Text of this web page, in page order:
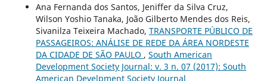
Ana Fernanda dos Santos, Jeniffer da Silva Cruz,
Wilson Yoshio Tanaka, João Gilberto Mendes dos Reis,
Sivanilza Teixeira Machado, TRANSPORTE PÚBLICO DE
PASSAGEIROS: ANÁLISE DE REDE DA ÁREA NORDESTE
DA CIDADE DE SÃO PAULO , South American
Development Society Journal: v. 3 n. 07 (2017): South
American Develpment Society Journal